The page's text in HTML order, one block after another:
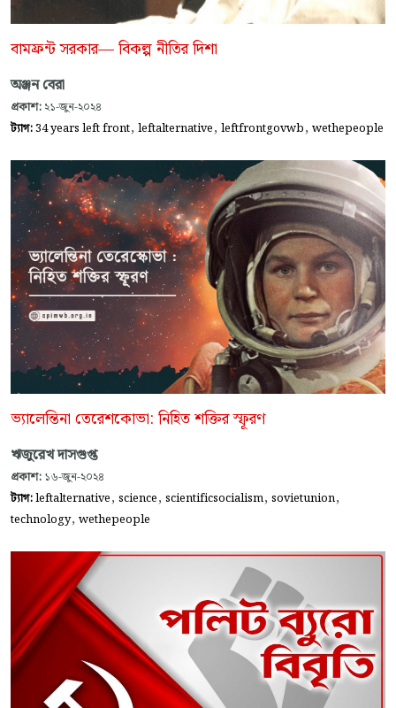
বামফ্রন্ট সরকার— বিকল্প নীতির দিশা
অঞ্জন বেরা
প্রকাশ: ২১-জুন-২০২৪
ট্যাগ:34 years left front, leftalternative, leftfrontgovwb, wethepeople
ভ্যালেন্তিনা তেরেশকোভা: নিহিত শক্তির স্ফূরণ
ঋজুরেখ দাসগুপ্ত
প্রকাশ: ১৬-জুন-২০২৪
ট্যাগ:leftalternative, science, scientificsocialism, sovietunion,
technology, wethepeople